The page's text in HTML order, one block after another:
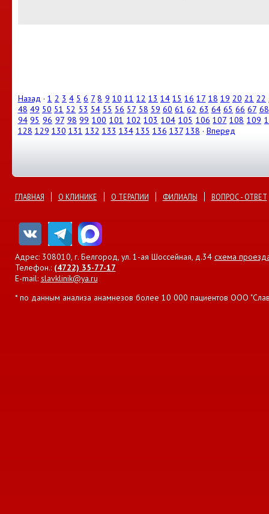
Назад · 1 2 3 4 5 6 7 8 9 10 11 12 13 14 15 16 17 18 19 20 21 22
48 49 50 51 52 53 54 55 56 57 58 59 60 61 62 63 64 65 66 67 68
94 95 96 97 98 99 100 101 102 103 104 105 106 107 108 109
128 129 130 131 132 133 134 135 136 137 138 · Вперед
ГЛАВНАЯ О КЛИНИКЕ О ТЕРАПИИ ФИЛИАЛЫ ВОПРОС - ОТВЕТ
Адрес: 308010, г. Белгород, ул. 1-ая Шоссейная, д.34 схема
Телефон.: (4722) 35-77-17
E-mail: slavklinik@ya.ru
* по данным анализа анамнезов более 10 000 пациентов ООО